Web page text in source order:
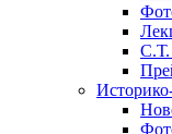
С.Т.